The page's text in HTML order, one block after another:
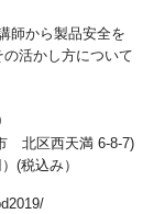
から製品安全を
活かし方について
区西天満 6-8-7)
(税込み）